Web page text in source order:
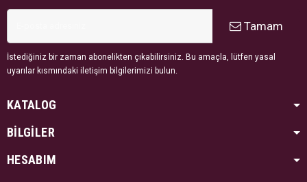
Tamam
İstediğiniz bir zaman abonelikten çıkabilirsiniz. Bu amaçla, lütfen yasal
uyarılar kısmındaki iletişim bilgilerimizi bulun.
KATALOG
BİLGİLER
HESABIM